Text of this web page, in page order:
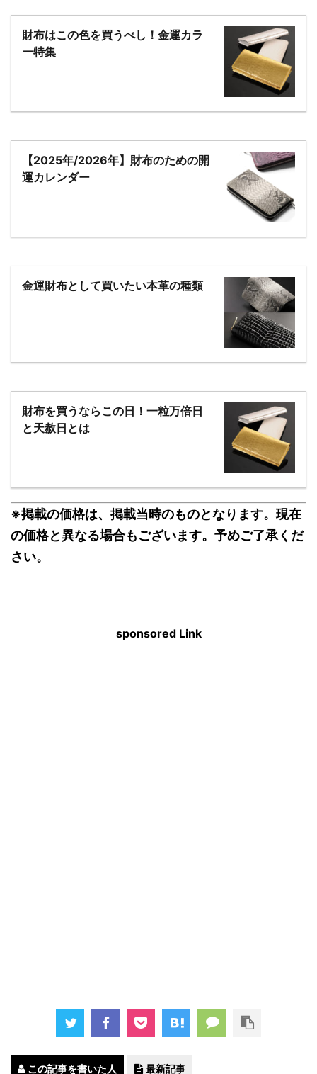
財布はこの色を買うべし！金運カラ
ー特集
【2025年/2026年】財布のための開
運カレンダー
金運財布として買いたい本革の種類
財布を買うならこの日！一粒万倍日
と天赦日とは
※掲載の価格は、掲載当時のものとなります。現在
の価格と異なる場合もございます。予めご了承くだ
さい。
sponsored Link
この記事を書いた人 最新記事